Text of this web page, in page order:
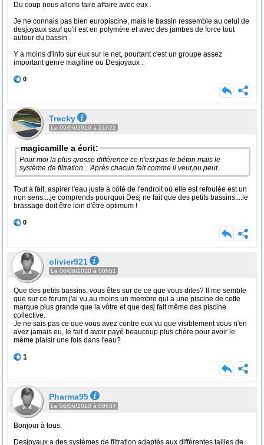
Du coup nous allons faire affaire avec eux .
Je ne connais pas bien europiscine, mais le bassin ressemble au celui de
desjoyaux sauf qu'il est en polymère et avec des jambes de force tout
autour du bassin .
Y a moins d'info sur eux sur le net, pourtant c'est un groupe assez
important genre magiline ou Desjoyaux .
0
Trecky
Le 05/06/2020 à 21h22
magicamille a écrit:
Pour moi la plus grosse différence ce n'est pas le béton mais le
système de filtration... Après chacun fait comme il veut,ou peut.
Tout à fait, aspirer l'eau juste à côté de l'endroit où elle est refoulée est un
non sens....je comprends pourquoi Desj ne fait que des petits bassins....le
brassage doit être loin d'être optimum !
0
olivier921
Le 06/06/2020 à 00h51
Que des petits bassins, vous êtes sur de ce que vous dites? Il me semble
que sur ce forum j'ai vu au moins un membre qui a une piscine de cette
marque plus grande que la vôtre et que desj fait même des piscine
collective.
Je ne sais pas ce que vous avez contre eux vu que visiblement vous n'en
avez jamais eu, le fait d avoir payé beaucoup plus chère pour avoir le
même plaisir une fois dans l'eau?
1
Pharma95
Le 06/06/2020 à 08h34
Bonjour à tous,
Desjoyaux a des systèmes de filtration adaptés aux différentes tailles de